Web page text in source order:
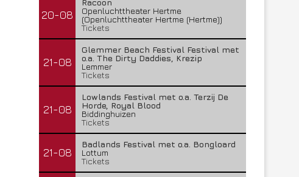
20-08
Racoon
Openluchttheater Hertme
(Openluchttheater Hertme (Hertme))
Tickets
21-08
Glemmer Beach Festival Festival met
o.a. The Dirty Daddies, Krezip
Lemmer
Tickets
21-08
Lowlands Festival met o.a. Terzij De
Horde, Royal Blood
Biddinghuizen
Tickets
21-08
Badlands Festival met o.a. Bongloard
Lottum
Tickets